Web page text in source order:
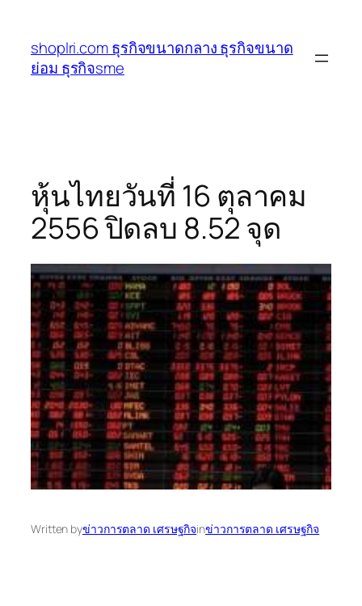
เนื้อหา
shoplri.com ธุรกิจขนาดกลาง ธุรกิจขนาด
ย่อม ธุรกิจsme
หุ้นไทยวันที่ 16 ตุลาคม
2556 ปิดลบ 8.52 จุด
Written byข่าวการตลาด เศรษฐกิจinข่าวการตลาด เศรษฐกิจ